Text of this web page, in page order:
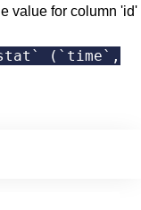
value for column 'id'
(`time`,